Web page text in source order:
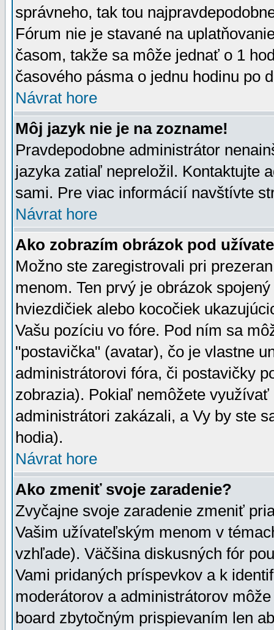
správneho, tak tou
Fórum nie je stavané na
časom, takže sa môže jednať o 1
časového pásma o jednu hodinu po
Návrat hore
Môj jazyk nie je na zozname!
Pravdepodobne administrátor
jazyka zatiaľ nepreložil. Kontaktujte
sami. Pre viac informácií navštívte
Návrat hore
Ako zobrazím obrázok pod
Možno ste zaregistrovali pri
menom. Ten prvý je obrázok
hviezdičiek alebo kocočiek
Vašu pozíciu vo fóre. Pod ním sa
"postavička" (avatar), čo je vlastne
administrátorovi fóra, či postavičky
zobrazia). Pokiaľ nemôžete
administrátori zakázali, a Vy by ste
hodia).
Návrat hore
Ako zmeniť svoje zaradenie?
Zvyčajne svoje zaradenie zmeniť
Vašim užívateľským menom v
vzhľade). Väčšina diskusných fór
Vami pridaných príspevkov a k
moderátorov a administrátorov
board zbytočným prispievaním len